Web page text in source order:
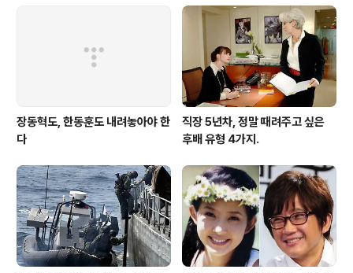
진정한 것은 “벼랑에 떨어져서는 나뭇가지 붙잡는 게 대수
가 아니다, 그 잡은 가지마저 놓아버려야 진정 장부이다”라
는, 스승이 가르쳐 준 경구였다. (得樹攀枝無⾜奇 懸崖
撒⼿丈夫兒 ; 득수반지무족기 현애살수..
장동혁도, 한동훈도 내려놓아야 한
다
직장 5년차, 정말 때려주고 싶은
후배 유형 4가지.